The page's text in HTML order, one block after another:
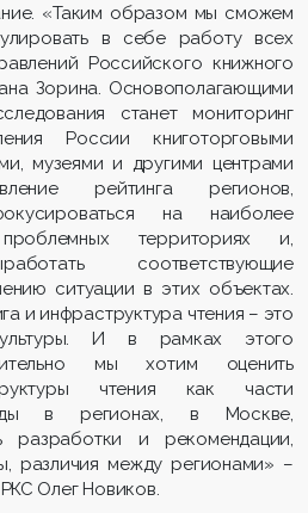
«Таким образом мы сможем
в себе работу всех
Российского книжного
Зорина. Основополагающими
станет мониторинг
России книготорговыми
музеями и другими центрами
рейтинга регионов,
на наиболее
территориях и,
соответствующие
ситуации в этих объектах.
и инфраструктура чтения – это
И в рамках этого
мы хотим оценить
чтения как части
в регионах, в Москве,
разработки и рекомендации,
различия между регионами» –
Олег Новиков.